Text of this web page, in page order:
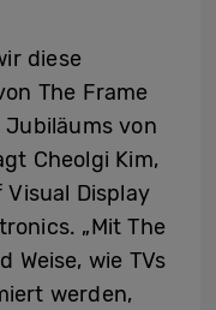
diese
The Frame
von
Cheolgi Kim,
Display
„Mit The
Weise, wie TVs
werden,